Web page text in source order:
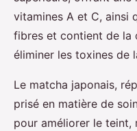
vitamines A et C, ainsi
fibres et contient de la
éliminer les toxines de
Le matcha japonais,
prisé en matière de
pour améliorer le teint,